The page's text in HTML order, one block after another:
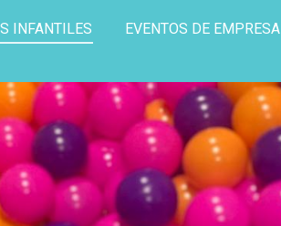
INFANTILES EVENTOS DE EMPRESA